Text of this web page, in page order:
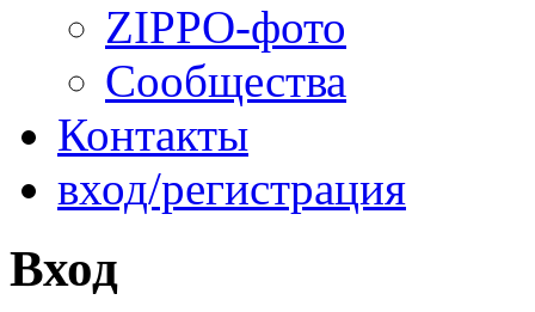
ZIPPO-фото
Сообщества
Контакты
вход/регистрация
Вход